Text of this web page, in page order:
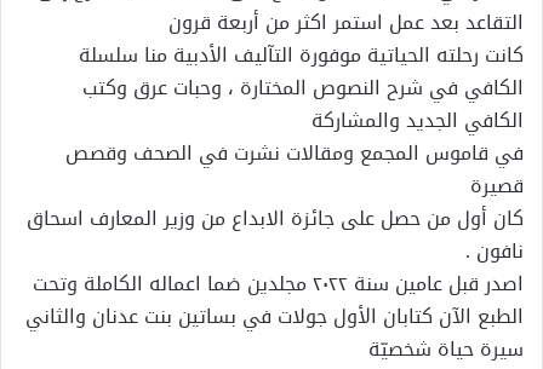
التقاعد بعد عمل استمر اكثر من أربعة قرون
كانت رحلته الحياتية موفورة التآليف الأدبية منا سلسلة
الكافي في شرح النصوص المختارة ، وحبات عرق وكتب
الكافي الجديد والمشاركة
في قاموس المجمع ومقالات نشرت في الصحف وقصص
قصيرة
كان أول من حصل على جائزة الابداع من وزير المعارف اسحاق
نافون .
اصدر قبل عامين سنة ٢٠٢٢ مجلدين ضما اعماله الكاملة وتحت
الطبع الآن كتابان الأول جولات في بساتين بنت عدنان والثاني
سيرة حياة شخصيّة